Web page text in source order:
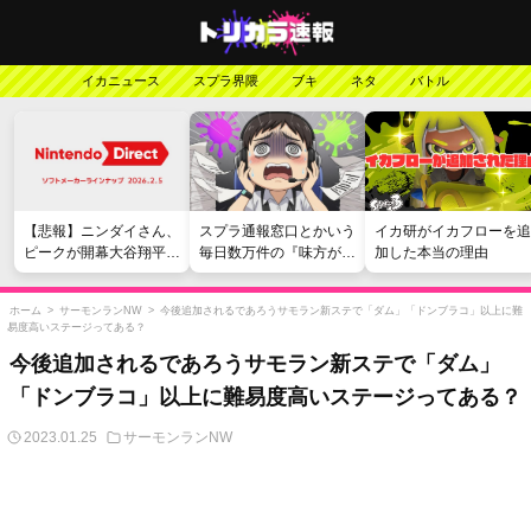
イカニュース スプラ界隈 ブキ ネタ バトル
【悲報】ニンダイさん、
ピークが開幕大谷翔平の
がっかりダイレクトだっ
たと言われてしまう
スプラ通報窓口とかいう
毎日数万件の『味方が弱
い』愚痴を読まされる苦
行
イカ研がイカフローを追
加した本当の理由
ホーム > サーモンランNW > 今後追加されるであろうサモラン新ステで「ダム」「ドンブラコ」以上に難
易度高いステージってある？
今後追加されるであろうサモラン新ステで「ダム」
「ドンブラコ」以上に難易度高いステージってある？
2023.01.25 サーモンランNW